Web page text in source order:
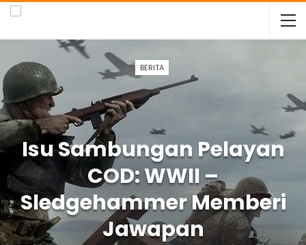
BERITA
Isu Sambungan Pelayan
COD: WWII –
Sledgehammer Memberi
Jawapan